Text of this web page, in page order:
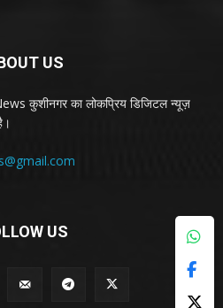
US
कुशीनगर का लोकप्रिय डिजिटल न्यूज़
US